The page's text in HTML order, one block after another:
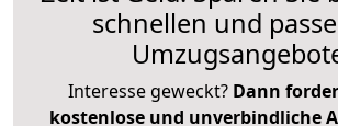
schnellen und
Interesse geweckt? Dann
kostenlose und unverbindliche